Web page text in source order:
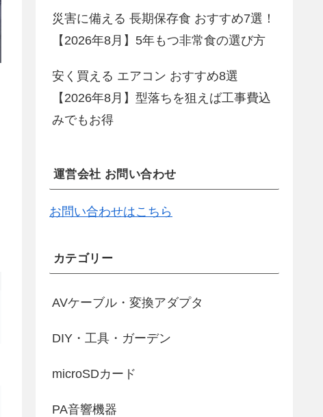
災害に備える 長期保存食 おすすめ7選！
【2026年8月】5年もつ非常食の選び方
安く買える エアコン おすすめ8選
【2026年8月】型落ちを狙えば工事費込
みでもお得
運営会社 お問い合わせ
お問い合わせはこちら
カテゴリー
AVケーブル・変換アダプタ
DIY・工具・ガーデン
microSDカード
PA音響機器